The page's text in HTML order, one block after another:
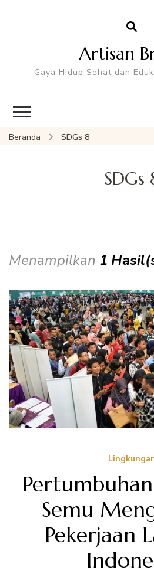
Artisan
Gaya Hidup Sehat dan
Beranda SDGs 8
SDGs
Menampilkan 1
Semu
Pekerjaan